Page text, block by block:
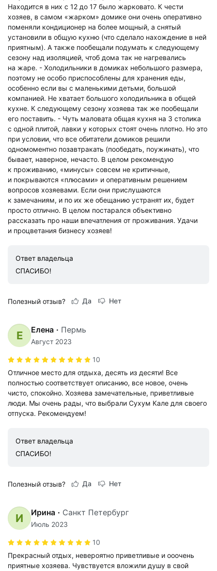
Находится в них с 12 до 17 было жарковато. К чести
хозяев, в самом «жарком» домике они очень оперативно
поменяли кондиционер на более мощный, а снятый
установили в общую кухню (что сделало нахождение в ней
приятным). А также пообещали подумать к следующему
сезону над изоляцией, чтоб дома так не нагревались
на жаре. - Холодильники в домиках небольшого размера,
поэтому не особо приспособлены для хранения еды,
особенно если вы с маленькими детьми, большой
компанией. Не хватает большого холодильника в общей
кухне. К следующему сезону хозяева так же пообещали
его поставить. - Чуть маловата общая кухня на 3 столика
с одной плитой, лавки у которых стоят очень плотно. Но это
при условии, что все обитатели домиков решили
одномоментно позавтракать (пообедать, поужинать), что
бывает, наверное, нечасто. В целом рекомендую
к проживанию, «минусы» совсем не критичные,
и покрываются «плюсами» и оперативным решением
вопросов хозяевами. Если они прислушаются
к замечаниям, и по их же обещанию устранят их, будет
просто отлично. В целом постарался объективно
рассказать про наши впечатления от проживания. Удачи
и процветания бизнесу хозяев!
Ответ владельца
СПАСИБО!
Полезный отзыв? Да Нет
Е Елена · Пермь
Август 2023
10
Отличное место для отдыха, десять из десяти! Все
полностью соответствует описанию, все новое, очень
чисто, спокойно. Хозяева замечательные, приветливые
люди. Мы очень рады, что выбрали Сухум Кале для своего
отпуска. Рекомендуем!
Ответ владельца
СПАСИБО!
Полезный отзыв? Да Нет
И Ирина · Санкт Петербург
Июль 2023
10
Прекрасный отдых, невероятно приветливые и ооочень
приятные хозяева. Чувствуется вложили душу в свой